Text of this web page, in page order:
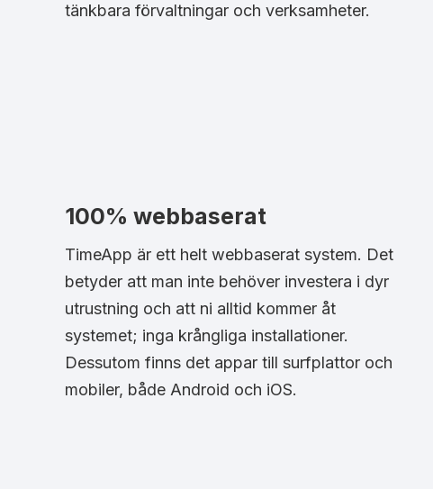
tänkbara förvaltningar och verksamheter.
100% webbaserat
TimeApp är ett helt webbaserat system. Det
betyder att man inte behöver investera i dyr
utrustning och att ni alltid kommer åt
systemet; inga krångliga installationer.
Dessutom finns det appar till surfplattor och
mobiler, både Android och iOS.